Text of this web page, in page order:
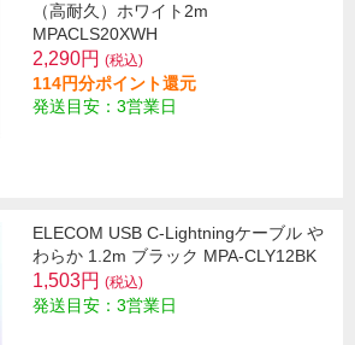
（高耐久）ホワイト2m
MPACLS20XWH
2,290円 (税込)
114円分ポイント還元
発送目安：3営業日
ELECOM USB C-Lightningケーブル や
わらか 1.2m ブラック MPA-CLY12BK
1,503円 (税込)
発送目安：3営業日